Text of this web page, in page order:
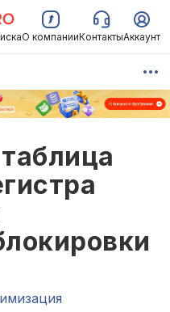
О компанииКонтактыАккаунт